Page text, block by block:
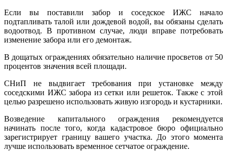
Если вы поставили забор и соседское ИЖС начало
подтапливать талой или дождевой водой, вы обязаны сделать
водоотвод. В противном случае, люди вправе потребовать
изменение забора или его демонтаж.
В дощатых ограждениях обязательно наличие просветов от 50
процентов значения всей площади.
СНиП не выдвигает требования при установке между
соседскими ИЖС забора из сетки или решеток. Также с этой
целью разрешено использовать живую изгородь и кустарники.
Возведение капитального ограждения рекомендуется
начинать после того, когда кадастровое бюро официально
зарегистрирует границу вашего участка. До этого момента
лучше использовать временное сетчатое ограждение.